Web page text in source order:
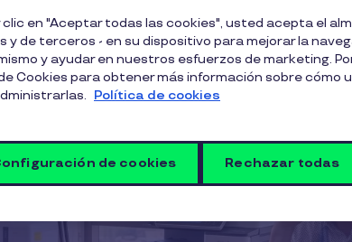
clic en "Aceptar todas las cookies", usted acepta el
y de terceros - en su dispositivo para mejorar la
y ayudar en nuestros esfuerzos de marketing.
Cookies para obtener más información sobre cómo
Política de cookies
de cookies Rechazar todas